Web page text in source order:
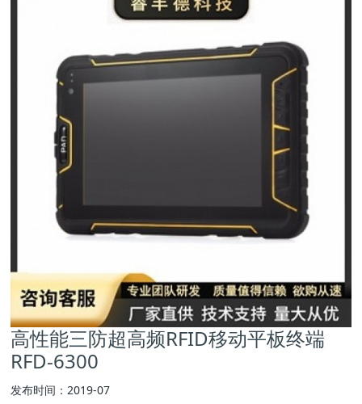
高性能三防超高频RFID移动平板终端
RFD-6300
发布时间：2019-07